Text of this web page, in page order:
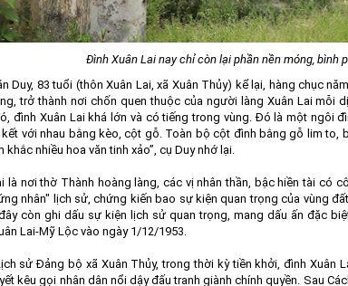
Đình Xuân Lai nay chỉ còn lại phần nền móng, bình
Duy, 83 tuổi (thôn Xuân Lai, xã Xuân Thủy) kể lại, hàng chục
trở thành nơi chốn quen thuộc của người làng Xuân Lai mỗi
đình Xuân Lai khá lớn và có tiếng trong vùng. Đó là một ngôi
với nhau bằng kèo, cột gỗ. Toàn bộ cột đình bằng gỗ lim to,
khắc nhiều hoa văn tinh xảo”, cụ Duy nhớ lại.
là nơi thờ Thành hoàng làng, các vị nhân thần, bậc hiền tài có
nhân" lịch sử, chứng kiến bao sự kiện quan trọng của vùng
còn ghi dấu sự kiện lịch sử quan trọng, mang dấu ấn đặc
Lai-Mỹ Lộc vào ngày 1/12/1953.
sử Đảng bộ xã Xuân Thủy, trong thời kỳ tiền khởi, đình Xuân
kêu gọi nhân dân nổi dậy đấu tranh giành chính quyền. Sau